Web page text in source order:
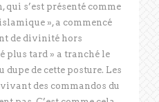
qui s’est présenté comme
», a commencé
de divinité hors
plus tard » a tranché le
de cette posture. Les
des commandos du